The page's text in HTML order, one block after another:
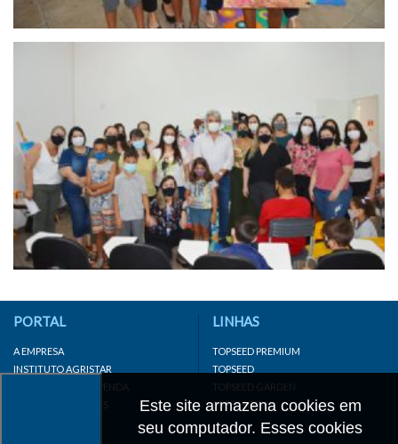
Este site armazena cookies em
seu computador. Esses cookies
PORTAL
A EMPRESA
INSTITUTO AGRISTAR
DISTRIBUIDOR/REVENDA
LINKS IMPORTANTES
LINHAS
TOPSEED PREMIUM
TOPSEED
TOPSEED GARDEN
SUPERSEED